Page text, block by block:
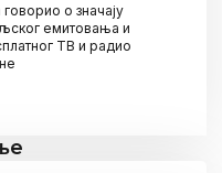
о значају
емитовања и
ТВ и радио